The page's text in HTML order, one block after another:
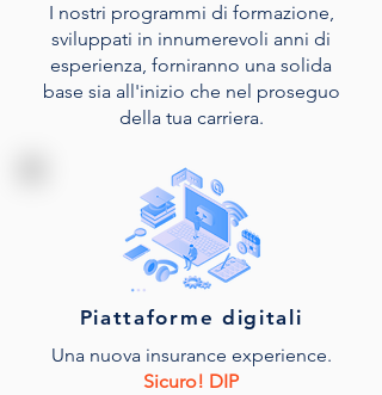
I nostri programmi di formazione,
sviluppati in innumerevoli anni di
esperienza, forniranno una solida
base sia all'inizio che nel proseguo
della tua carriera.
Piattaforme digitali
Una nuova insurance experience.
Sicuro! DIP